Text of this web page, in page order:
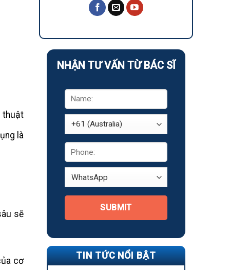
thuật
là
sẽ
cơ
NHẬN TƯ VẤN TỪ BÁC SĨ
SUBMIT
TIN TỨC NỔI BẬT